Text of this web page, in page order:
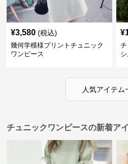
¥3,580 (税込)
幾何学模様プリントチュニック
ワンピース
¥
人気アイテム
チュニックワンピースの新着ア